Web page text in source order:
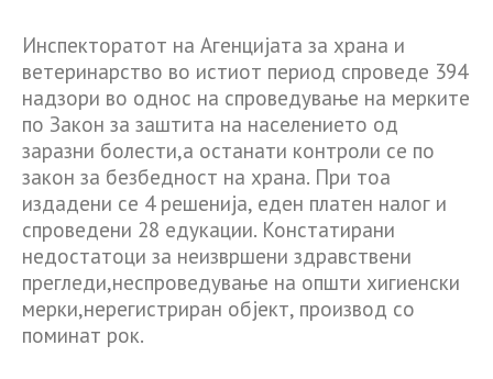
Инспекторатот на Агенцијата за храна и
ветеринарство во истиот период спроведе 394
надзори во однос на спроведување на мерките
по Закон за заштита на населението од
заразни болести,а останати контроли се по
закон за безбедност на храна. При тоа
издадени се 4 решенија, еден платен налог и
спроведени 28 едукации. Констатирани
недостатоци за неизвршени здравствени
прегледи,неспроведување на општи хигиенски
мерки,нерегистриран објект, производ со
поминат рок.